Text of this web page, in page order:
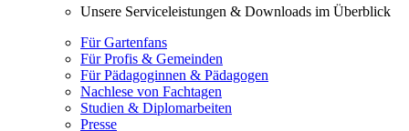
Unsere Serviceleistungen & Downloads im Überblick
Für Gartenfans
Für Profis & Gemeinden
Für Pädagoginnen & Pädagogen
Nachlese von Fachtagen
Studien & Diplomarbeiten
Presse